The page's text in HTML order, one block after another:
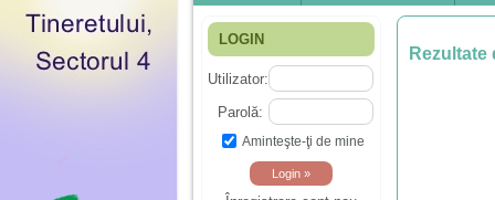
LOGIN
Utilizator:
Parolă:
Aminteşte-ţi de mine
Rezultate